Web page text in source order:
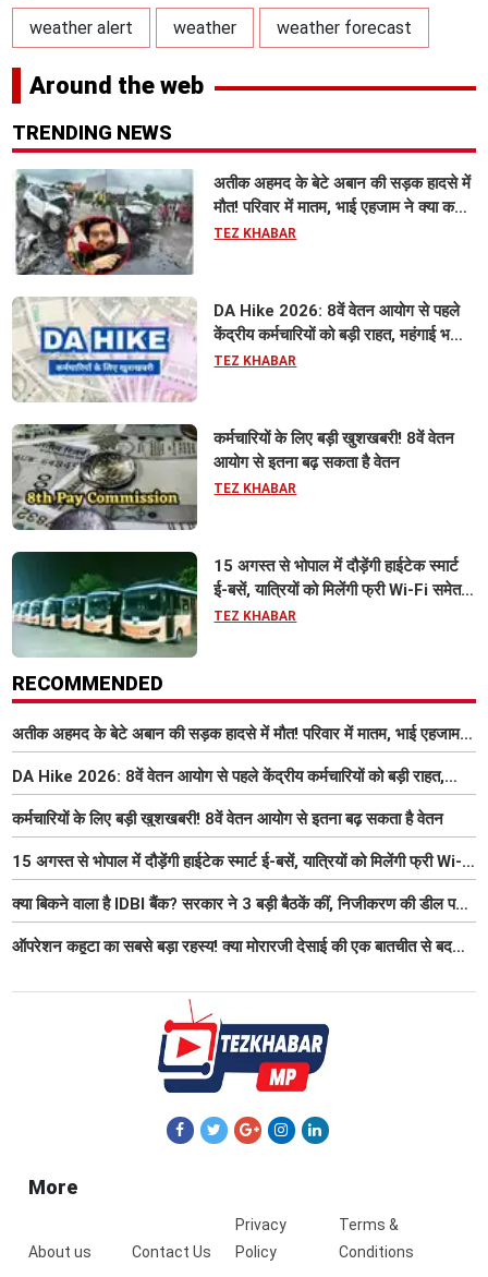
weather alert weather weather forecast
Around the web
TRENDING NEWS
अतीक अहमद के बेटे अबान की सड़क हादसे में
मौत! परिवार में मातम, भाई एहजाम ने क्या कहा?
जानिए पूरा मामला
TEZ KHABAR
DA Hike 2026: 8वें वेतन आयोग से पहले
केंद्रीय कर्मचारियों को बड़ी राहत, महंगाई भत्ता
63% होने की संभावना
TEZ KHABAR
कर्मचारियों के लिए बड़ी खुशखबरी! 8वें वेतन
आयोग से इतना बढ़ सकता है वेतन
TEZ KHABAR
15 अगस्त से भोपाल में दौड़ेंगी हाईटेक स्मार्ट
ई-बसें, यात्रियों को मिलेंगी फ्री Wi-Fi समेत
आधुनिक सुविधा
TEZ KHABAR
RECOMMENDED
अतीक अहमद के बेटे अबान की सड़क हादसे में मौत! परिवार में मातम, भाई एहजाम ने
क्या कहा? जानिए पूरा मामला
DA Hike 2026: 8वें वेतन आयोग से पहले केंद्रीय कर्मचारियों को बड़ी राहत,
महंगाई भत्ता 63% होने की संभावना
कर्मचारियों के लिए बड़ी खुशखबरी! 8वें वेतन आयोग से इतना बढ़ सकता है वेतन
15 अगस्त से भोपाल में दौड़ेंगी हाईटेक स्मार्ट ई-बसें, यात्रियों को मिलेंगी फ्री Wi-
Fi समेत आधुनिक सुविधा
क्या बिकने वाला है IDBI बैंक? सरकार ने 3 बड़ी बैठकें कीं, निजीकरण की डील पर
बढ़ी हलचल
ऑपरेशन कहूटा का सबसे बड़ा रहस्य! क्या मोरारजी देसाई की एक बातचीत से बदल
More
About us Contact Us
Privacy
Policy
Terms &
Conditions